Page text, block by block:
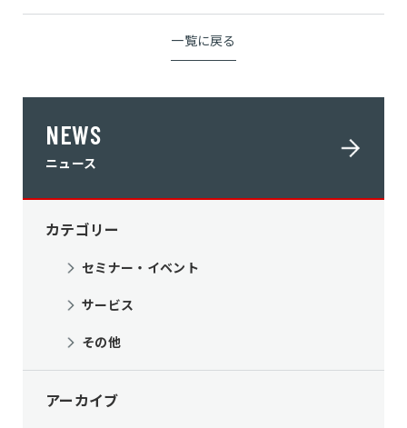
一覧に戻る
NEWS
ニュース
カテゴリー
セミナー・イベント
サービス
その他
アーカイブ